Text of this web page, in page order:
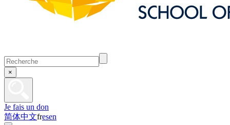
×
Je fais un don
简体中文fresen